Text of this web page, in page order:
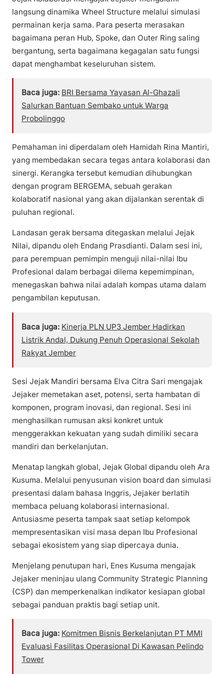
langsung dinamika Wheel Structure melalui simulasi
permainan kerja sama. Para peserta merasakan
bagaimana peran Hub, Spoke, dan Outer Ring saling
bergantung, serta bagaimana kegagalan satu fungsi
dapat menghambat keseluruhan sistem.
Baca juga: BRI Bersama Yayasan Al-Ghazali
Salurkan Bantuan Sembako untuk Warga
Probolinggo
Pemahaman ini diperdalam oleh Hamidah Rina Mantiri,
yang membedakan secara tegas antara kolaborasi dan
sinergi. Kerangka tersebut kemudian dihubungkan
dengan program BERGEMA, sebuah gerakan
kolaboratif nasional yang akan dijalankan serentak di
puluhan regional.
Landasan gerak bersama ditegaskan melalui Jejak
Nilai, dipandu oleh Endang Prasdianti. Dalam sesi ini,
para perempuan pemimpin menguji nilai-nilai Ibu
Profesional dalam berbagai dilema kepemimpinan,
menegaskan bahwa nilai adalah kompas utama dalam
pengambilan keputusan.
Baca juga: Kinerja PLN UP3 Jember Hadirkan
Listrik Andal, Dukung Penuh Operasional Sekolah
Rakyat Jember
Sesi Jejak Mandiri bersama Elva Citra Sari mengajak
Jejaker memetakan aset, potensi, serta hambatan di
komponen, program inovasi, dan regional. Sesi ini
menghasilkan rumusan aksi konkret untuk
menggerakkan kekuatan yang sudah dimiliki secara
mandiri dan berkelanjutan.
Menatap langkah global, Jejak Global dipandu oleh Ara
Kusuma. Melalui penyusunan vision board dan simulasi
presentasi dalam bahasa Inggris, Jejaker berlatih
membaca peluang kolaborasi internasional.
Antusiasme peserta tampak saat setiap kelompok
mempresentasikan visi masa depan Ibu Profesional
sebagai ekosistem yang siap dipercaya dunia.
Menjelang penutupan hari, Enes Kusuma mengajak
Jejaker meninjau ulang Community Strategic Planning
(CSP) dan memperkenalkan indikator kesiapan global
sebagai panduan praktis bagi setiap unit.
Baca juga: Komitmen Bisnis Berkelanjutan PT MMI
Evaluasi Fasilitas Operasional Di Kawasan Pelindo
Tower